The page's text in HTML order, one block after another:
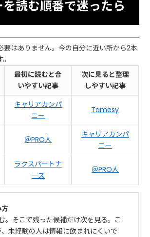
を読む順番で迷ったら
要はありません。今の自分に近い所から2本
最初に読むと合
いやすい記事
次に見ると整理
しやすい記事
キャリアカンパ
ニー
Tamesy
＠PRO人
キャリアカンパ
ニー
ラクスパートナ
ーズ
＠PRO人
。そこで残った候補だけ次を見る。こ
未経験の人は情報に飲まれにくいで